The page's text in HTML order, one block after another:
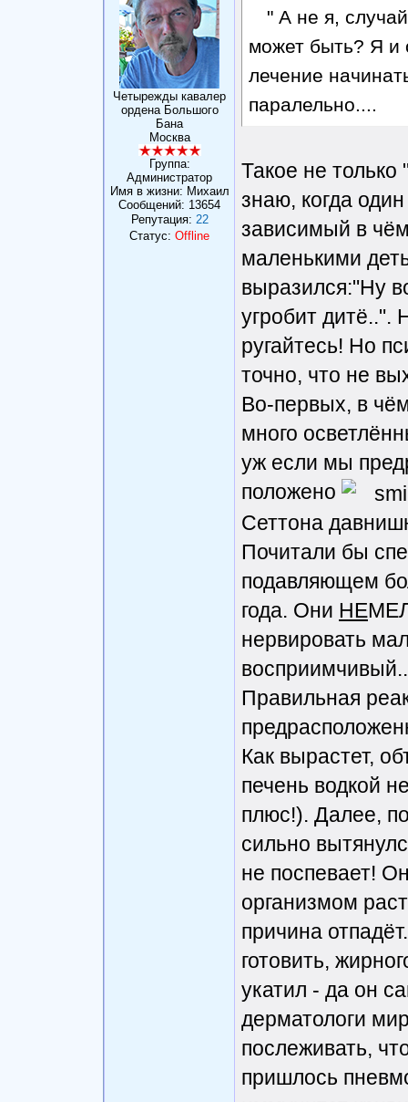
Четырежды кавалер
ордена Большого
Бана
Москва
Группа:
Администратор
Имя в жизни: Михаил
Сообщений: 13654
Репутация: 22
Статус: Offline
" А не я,
может быть? Я и
лечение
паралельно....
Такое не
знаю, когда
зависимый в
маленькими
выразился:"Ну
угробит дитё..".
ругайтесь! Но
точно, что не
Во-первых, в
много
уж если мы
положено
Сеттона
Почитали бы
подавляющем
года. Они НЕ
нервировать
Правильная
Как вырастет,
печень водкой
плюс!). Далее,
сильно
не поспевает!
организмом
причина
готовить,
укатил - да он
дерматологи
послеживать,
пришлось